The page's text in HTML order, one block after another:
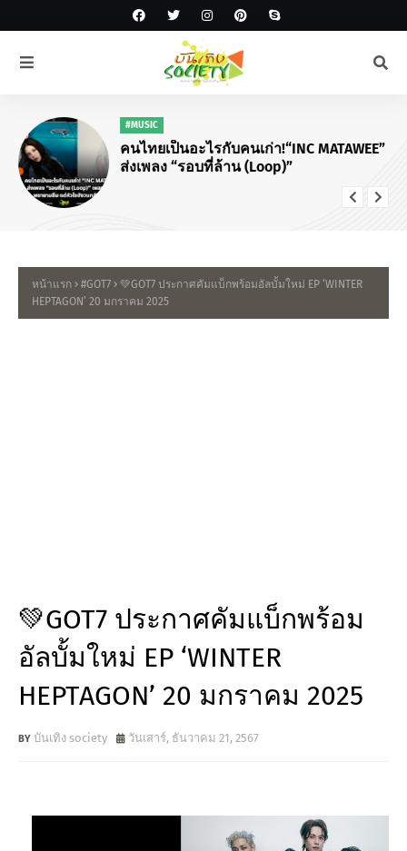
#MUSIC
คนไทยเป็นอะไรกับคนเก่า!“INC MATAWEE”
ส่งเพลง “รอบที่ล้าน (Loop)”
หน้าแรก #GOT7
💚GOT7 ประกาศคัมแบ็กพร้อมอัลบั้มใหม่ EP ‘WINTER
HEPTAGON’ 20 มกราคม 2025
💚GOT7 ประกาศคัมแบ็กพร้อม
อัลบั้มใหม่ EP ‘WINTER
HEPTAGON’ 20 มกราคม 2025
บันเทิง society วันเสาร์, ธันวาคม 21, 2567